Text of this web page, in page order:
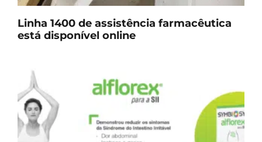
Linha 1400 de assistência farmacêutica
está disponível online